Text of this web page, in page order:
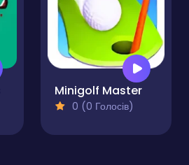
Minigolf Master
0 (0 Голосів)